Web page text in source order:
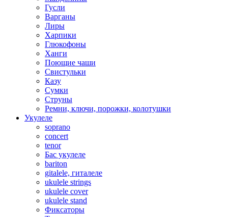
Гусли
Варганы
Лиры
Харпики
Глюкофоны
Ханги
Поющие чаши
Свистульки
Казу
Сумки
Струны
Ремни, ключи, порожки, колотушки
Укулеле
soprano
concert
tenor
Бас укулеле
bariton
gitalele, гиталеле
ukulele strings
ukulele cover
ukulele stand
Фиксаторы